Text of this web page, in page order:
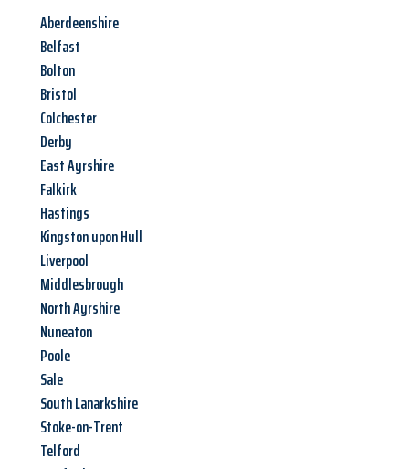
Aberdeenshire
Belfast
Bolton
Bristol
Colchester
Derby
East Ayrshire
Falkirk
Hastings
Kingston upon Hull
Liverpool
Middlesbrough
North Ayrshire
Nuneaton
Poole
Sale
South Lanarkshire
Stoke-on-Trent
Telford